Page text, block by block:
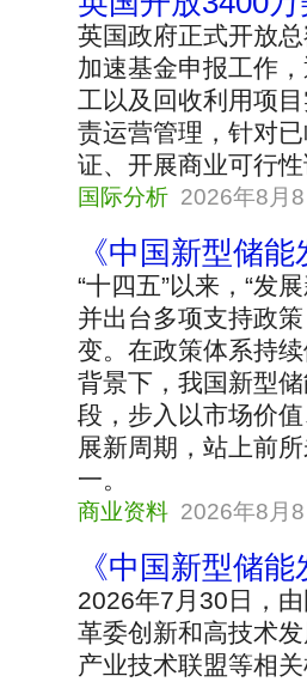
英国政府正式开放
加速基金申报工作
工以及回收利用项
责运营管理，针对
证、开展商业可行
国际分析 2026年8月8
《中国新型储
“十四五”以来，“发
并出台多项支持政
变。在政策体系持
背景下，我国新型
段，步入以市场价
展新周期，站上前
一。
商业资料 2026年8月8
《中国新型储
2026年7月30日，
革委创新和高技术
产业技术联盟等相